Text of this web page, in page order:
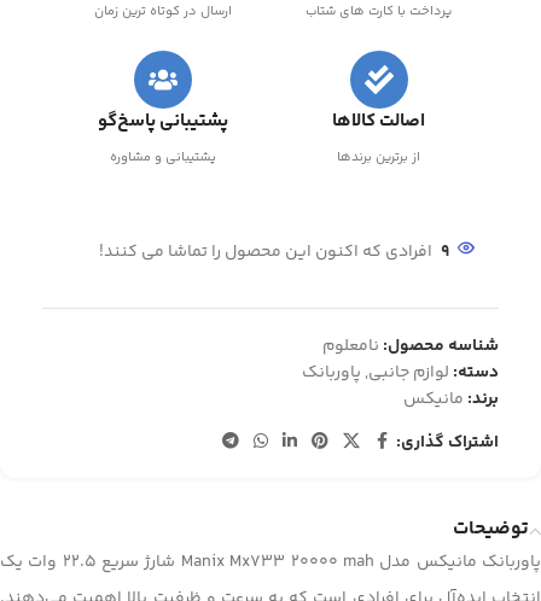
پرداخت با کارت های شتاب ارسال در کوتاه ترین زمان
اصالت کالاها
از برترین برندها
پشتیبانی پاسخ‌گو
پشتیبانی و مشاوره
9 افرادی که اکنون این محصول را تماشا می کنند!
شناسه محصول: نامعلوم
دسته: لوازم جانبی, پاوربانک
برند: مانیکس
اشتراک گذاری:
توضیحات
پاوربانک مانیکس مدل Manix Mx733 20000 mah شارژ سریع 22.5 وات یک